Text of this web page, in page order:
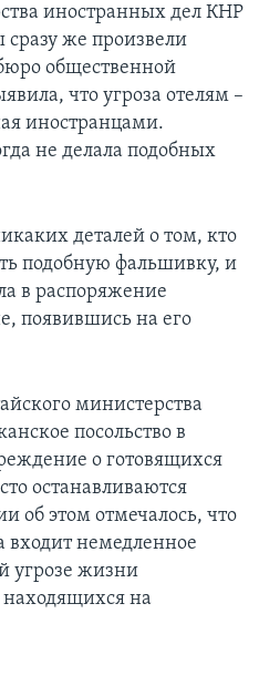
иностранных дел КНР
же произвели
общественной
что угроза отелям –
иностранцами.
не делала подобных
деталей о том, кто
подобную фальшивку, и
в распоряжение
появившись на его
министерства
посольство в
о готовящихся
останавливаются
об этом отмечалось, что
входит немедленное
угрозе жизни
на